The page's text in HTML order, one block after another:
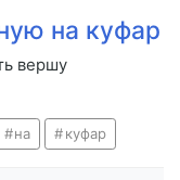
на куфар
вершу
на куфар